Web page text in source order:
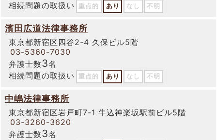
相続問題の取扱い
重点的 あり なし 不明
濱田広道法律事務所
東京都新宿区四谷2-4 久保ビル5階
03-5360-7030
弁護士数3名
相続問題の取扱い
重点的 あり なし 不明
中嶋法律事務所
東京都新宿区岩戸町7-1 牛込神楽坂駅前ビル5階
03-3260-3620
弁護士数3名